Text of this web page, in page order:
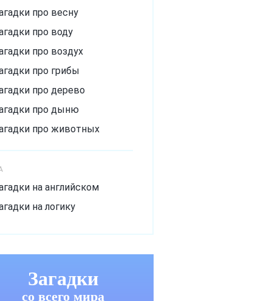
про весну
про воду
про воздух
про грибы
про дерево
про дыню
про животных
про лёд
про лето
про мороз
про огурец
на английском
на логику
Загадки
со всего мира